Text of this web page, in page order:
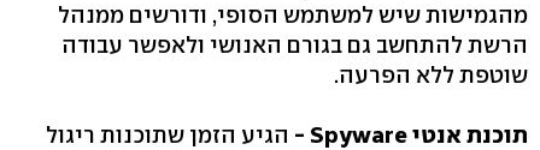
מהגמישות שיש למשתמש הסופי, ודורשים ממנהל
הרשת להתחשב גם בגורם האנושי ולאפשר עבודה
שוטפת ללא הפרעה.
תוכנת אנטי Spyware -
הגיע הזמן שתוכנות ריגול